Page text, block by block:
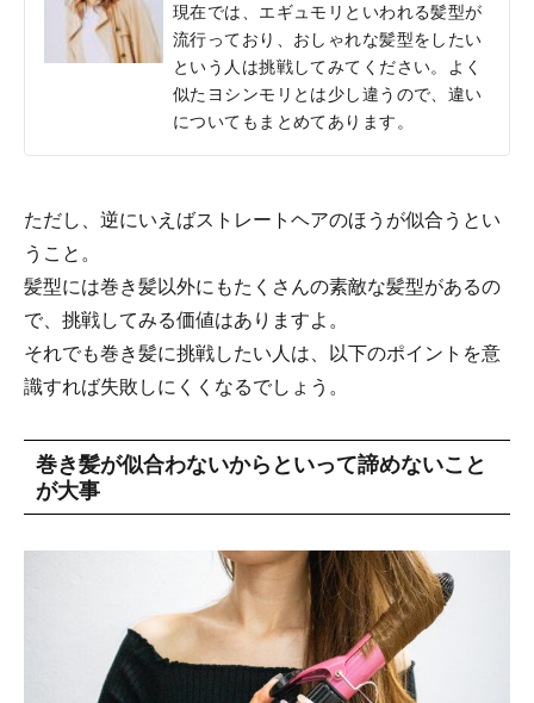
現在では、エギュモリといわれる髪型が
流行っており、おしゃれな髪型をしたい
という人は挑戦してみてください。よく
似たヨシンモリとは少し違うので、違い
についてもまとめてあります。
ただし、逆にいえばストレートヘアのほうが似合うとい
うこと。
髪型には巻き髪以外にもたくさんの素敵な髪型があるの
で、挑戦してみる価値はありますよ。
それでも巻き髪に挑戦したい人は、以下のポイントを意
識すれば失敗しにくくなるでしょう。
巻き髪が似合わないからといって諦めないこと
が大事